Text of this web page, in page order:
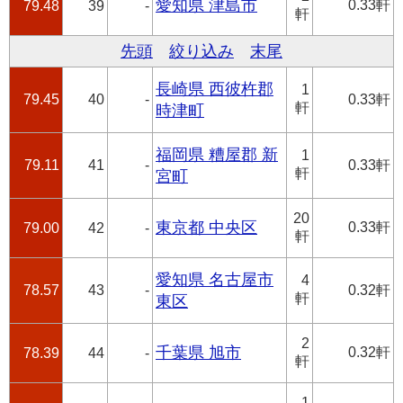
79.48 39 - 愛知県 津島市
軒
0.33軒
先頭 絞り込み 末尾
79.45 40 -
長崎県 西彼杵郡
時津町
1
軒
0.33軒
79.11 41 -
福岡県 糟屋郡 新
宮町
1
軒
0.33軒
79.00 42 - 東京都 中央区
20
軒
0.33軒
78.57 43 -
愛知県 名古屋市
東区
4
軒
0.32軒
78.39 44 - 千葉県 旭市
2
軒
0.32軒